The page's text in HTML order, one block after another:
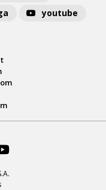
youtube
Youtube